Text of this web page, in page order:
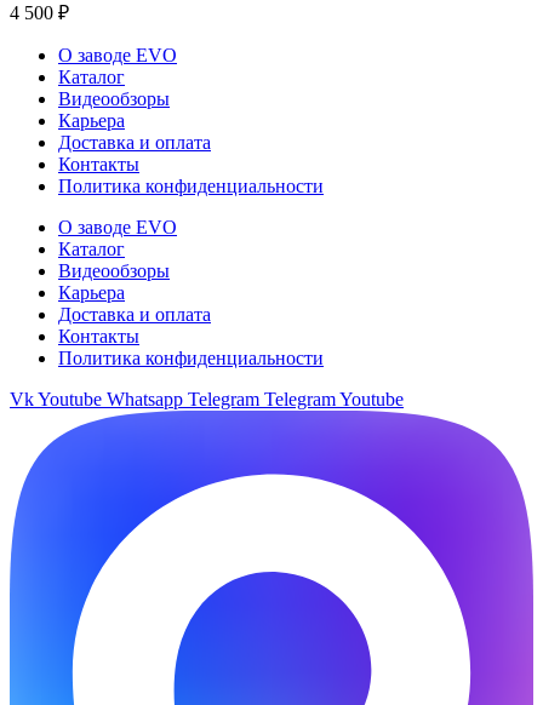
4 500 ₽
О заводе EVO
Каталог
Видеообзоры
Карьера
Доставка и оплата
Контакты
Политика конфиденциальности
О заводе EVO
Каталог
Видеообзоры
Карьера
Доставка и оплата
Контакты
Политика конфиденциальности
VkYoutube Whatsapp Telegram TelegramYoutube